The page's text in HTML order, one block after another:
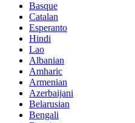
Basque
Catalan
Esperanto
Hindi
Lao
Albanian
Amharic
Armenian
Azerbaijani
Belarusian
Bengali